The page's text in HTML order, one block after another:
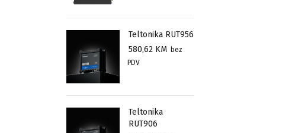
Teltonika RUT956
580,62 KM bez
PDV
Teltonika
RUT906